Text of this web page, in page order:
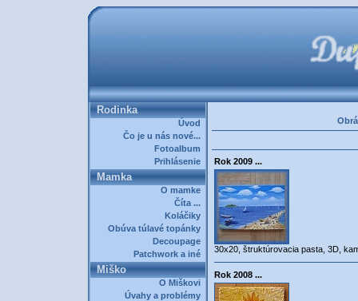
Rodinka
Úvod
Čo je u nás nové...
Fotoalbum
Prihlásenie
Mamka
O mamke
Číta ...
Koláčiky
Obúva túlavé topánky
Decoupage
Patchwork a iné
Miško
O Miškovi
Úvahy a problémy
Rok 2009 ...
30x20, štruktúrovacia pasta, 3D,
Rok 2008 ...